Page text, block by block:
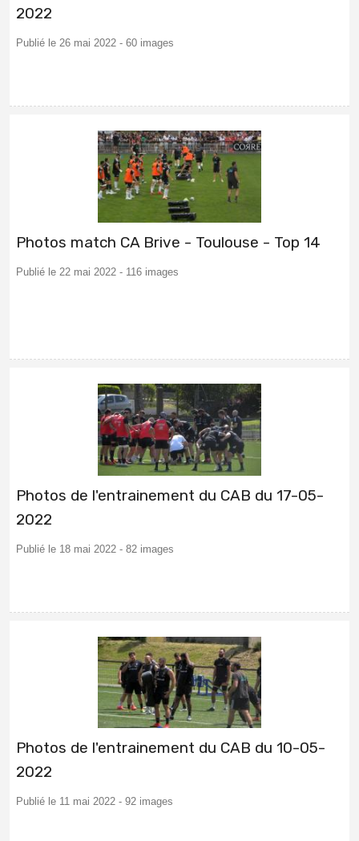
2022
Publié le 26 mai 2022 - 60 images
Photos match CA Brive - Toulouse - Top 14
Publié le 22 mai 2022 - 116 images
Photos de l'entrainement du CAB du 17-05-
2022
Publié le 18 mai 2022 - 82 images
Photos de l'entrainement du CAB du 10-05-
2022
Publié le 11 mai 2022 - 92 images